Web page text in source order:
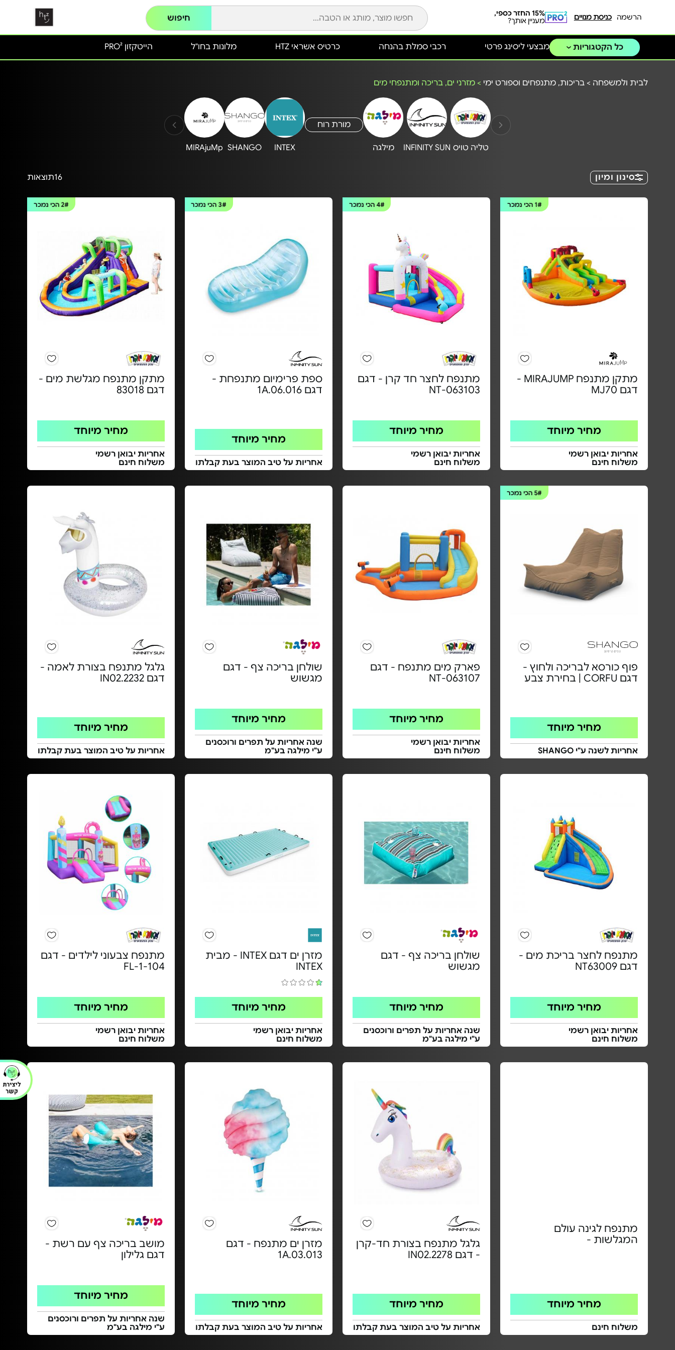
הרשמה כניסת מנויים
15% החזר כספי,
מעניין אותך?
חיפוש
כל הקטגוריות הייטקזון PRO² מלונות בחו"ל כרטיס אשראי HTZ מבצעי ליסינג פרטי רכבי סמלת בהנחה
לבית ולמשפחה > בריכות, מתנפחים וספורט ימי > מזרני ים, בריכה ומתנפחי מים
טליה טויס INFINITY SUN מילגה
מורת רוח
INTEX
SHANGO
MIRAjuMp
סינון ומיון 16תוצאות
1#הכי נמכר
מתקן מתנפח MIRAJUMP -
דגם MJ70
מחיר מיוחד
אחריות יבואן רשמי
משלוח חינם
4#הכי נמכר
מתנפח לחצר חד קרן - דגם
NT-063103
מחיר מיוחד
אחריות יבואן רשמי
משלוח חינם
3# הכי נמכר
ספת פרימיום מתנפחת -
דגם 1A.06.016
מחיר מיוחד
אחריות על טיב המוצר בעת קבלתו
2#הכי נמכר
מתקן מתנפח מגלשת מים -
דגם 83018
מחיר מיוחד
אחריות יבואן רשמי
משלוח חינם
5# הכי נמכר
פוף כורסא לבריכה ולחוץ -
דגם CORFU | בחירת צבע
מחיר מיוחד
אחריות לשנה ע"י SHANGO
פארק מים מתנפח - דגם
NT-063107
מחיר מיוחד
אחריות יבואן רשמי
משלוח חינם
שולחן בריכה צף - דגם
מגשוש
מחיר מיוחד
שנה אחריות על תפרים ורוכסנים
ע"י מילגה בע"מ
גלגל מתנפח בצורת לאמה -
דגם IN02.2232
מחיר מיוחד
אחריות על טיב המוצר בעת קבלתו
מתנפח לחצר בריכת מים -
דגם NT63009
מחיר מיוחד
אחריות יבואן רשמי
משלוח חינם
שולחן בריכה צף - דגם
מגשוש
מחיר מיוחד
שנה אחריות על תפרים ורוכסנים
ע"י מילגה בע"מ
מזרן ים דגם INTEX - מבית
INTEX
מחיר מיוחד
אחריות יבואן רשמי
משלוח חינם
מתנפח צבעוני לילדים - דגם
FL-1-104
מחיר מיוחד
אחריות יבואן רשמי
משלוח חינם
מתנפח לגינה עולם
המגלשות -
מחיר מיוחד
משלוח חינם
גלגל מתנפח בצורת חד-קרן
- דגם IN02.2278
מחיר מיוחד
אחריות על טיב המוצר בעת קבלתו
מזרן ים מתנפח - דגם
1A.03.013
מחיר מיוחד
אחריות על טיב המוצר בעת קבלתו
מושב בריכה צף עם רשת -
דגם גלילון
מחיר מיוחד
שנה אחריות על תפרים ורוכסנים
ע"י מילגה בע"מ